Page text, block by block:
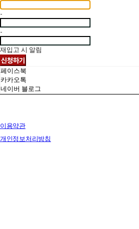
-
-
재입고 시 알림
신청하기
페이스북
카카오톡
네이버 블로그
이용약관
개인정보처리방침